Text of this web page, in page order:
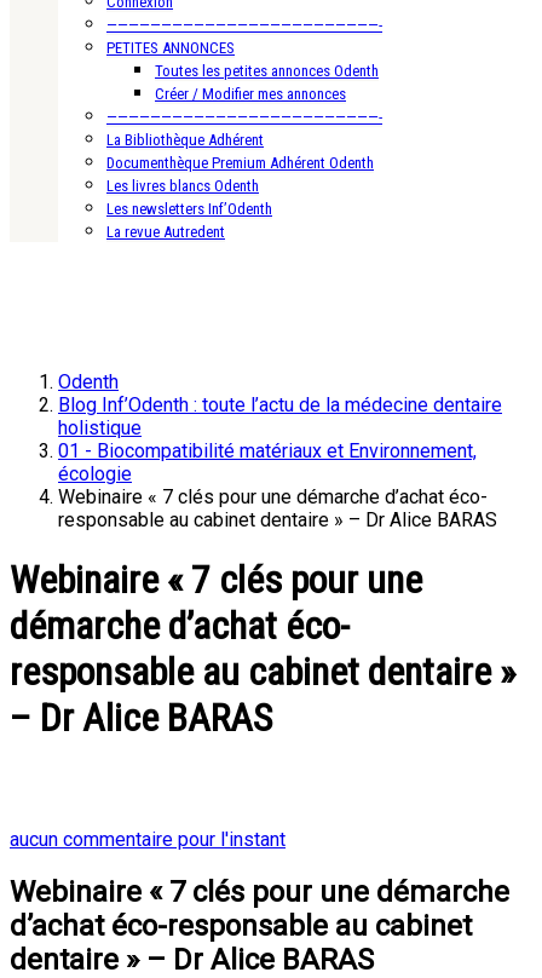
—————————————————————————-
PETITES ANNONCES
Toutes les petites annonces Odenth
Créer / Modifier mes annonces
—————————————————————————-
La Bibliothèque Adhérent
Documenthèque Premium Adhérent Odenth
Les livres blancs Odenth
Les newsletters Inf’Odenth
La revue Autredent
Odenth
Blog Inf’Odenth : toute l’actu de la médecine dentaire
holistique
01 - Biocompatibilité matériaux et Environnement,
écologie
Webinaire « 7 clés pour une démarche d’achat éco-
responsable au cabinet dentaire » – Dr Alice BARAS
Webinaire « 7 clés pour une
démarche d’achat éco-
responsable au cabinet dentaire »
– Dr Alice BARAS
aucun commentaire pour l'instant
Webinaire « 7 clés pour une démarche
d’achat éco-responsable au cabinet
dentaire » – Dr Alice BARAS